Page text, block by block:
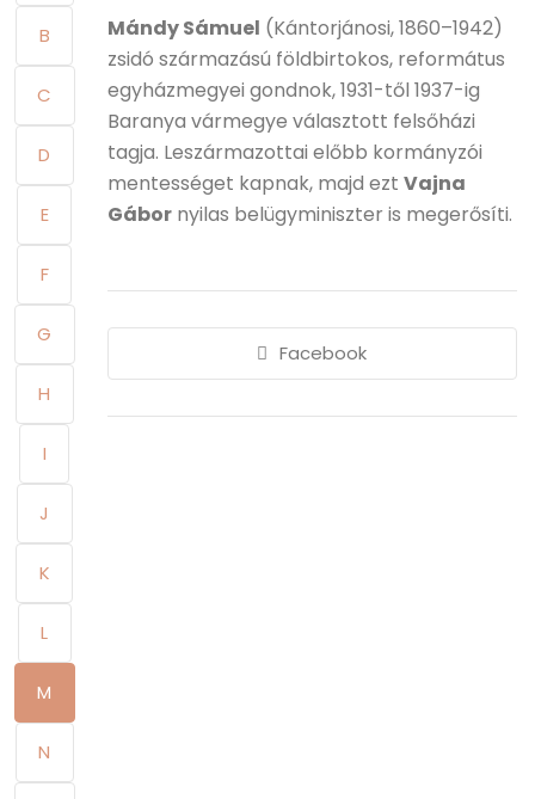
B
C
D
E
F
G
H
I
J
K
L
M
N
Mándy Sámuel (Kántorjánosi, 1860–1942)
zsidó származású földbirtokos, református
egyházmegyei gondnok, 1931-től 1937-ig
Baranya vármegye választott felsőházi
tagja. Leszármazottai előbb kormányzói
mentességet kapnak, majd ezt Vajna
Gábornyilas belügyminiszter is megerősíti.
Facebook